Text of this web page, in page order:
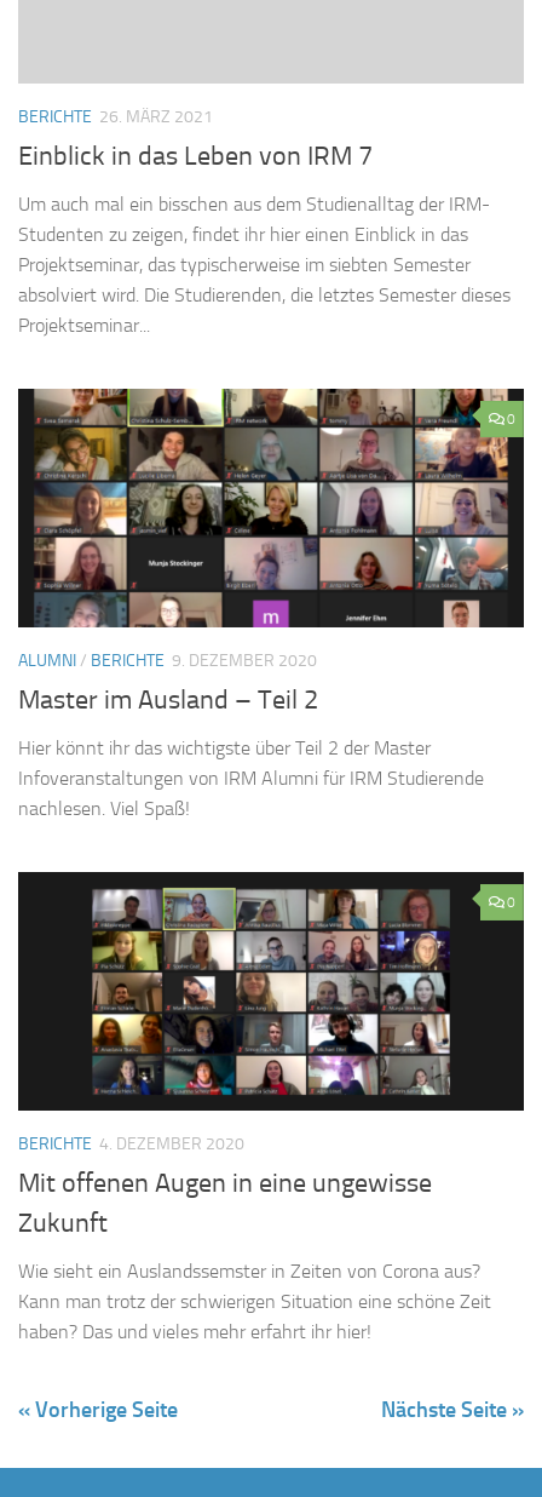
BERICHTE 26. MÄRZ 2021
Einblick in das Leben von IRM 7
Um auch mal ein bisschen aus dem Studienalltag der IRM-
Studenten zu zeigen, findet ihr hier einen Einblick in das
Projektseminar, das typischerweise im siebten Semester
absolviert wird. Die Studierenden, die letztes Semester dieses
Projektseminar...
0
ALUMNI/ BERICHTE 9. DEZEMBER 2020
Master im Ausland – Teil 2
Hier könnt ihr das wichtigste über Teil 2 der Master
Infoveranstaltungen von IRM Alumni für IRM Studierende
nachlesen. Viel Spaß!
0
BERICHTE 4. DEZEMBER 2020
Mit offenen Augen in eine ungewisse
Zukunft
Wie sieht ein Auslandssemster in Zeiten von Corona aus?
Kann man trotz der schwierigen Situation eine schöne Zeit
haben? Das und vieles mehr erfahrt ihr hier!
« Vorherige Seite Nächste Seite »